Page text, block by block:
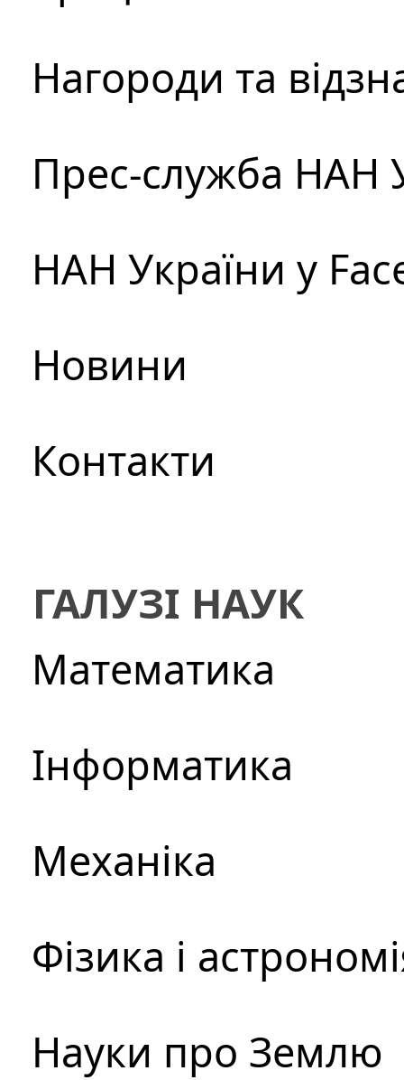
Нагороди та
Прес-служба НАН
НАН України у
Новини
Контакти
ГАЛУЗІ НАУК
Математика
Інформатика
Механіка
Фізика і
Науки про Землю